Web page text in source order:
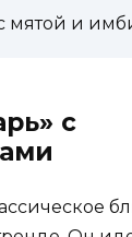
мятой и
с